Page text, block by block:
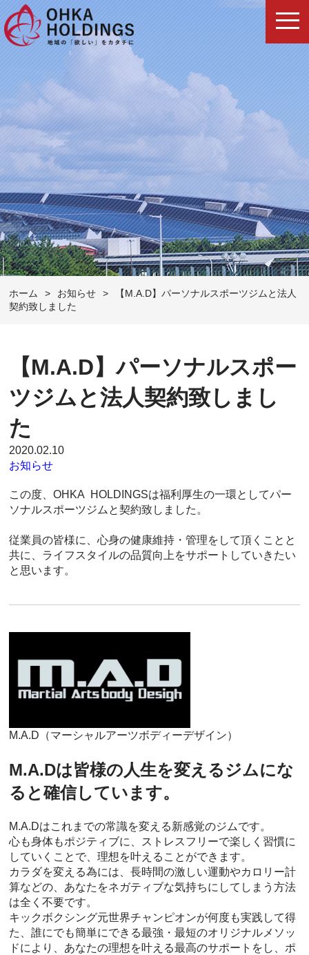
ホーム > お知らせ >
【M.A.D】パーソナルスポーツジムと法人
契約致しました
【M.A.D】パーソナルスポー
ツジムと法人契約致しまし
た
2020.02.10
お知らせ
この度、OHKA HOLDINGSは福利厚生の一環としてパー
ソナルスポーツジムと契約致しました。
従業員の皆様に、心身の健康維持・管理をして頂くことと
共に、ライフスタイルの品質向上をサポートしていきたい
と思います。
M.A.D（マーシャルアーツボディーデザイン）
M.A.Dは皆様の人生を変えるジムにな
ると確信しています。
M.A.Dはこれまでの常識を変える新感覚のジムです。
心も身体もポジティブに、ストレスフリーで楽しく習慣に
していくことで、理想を叶えることができます。
カラダを変える為には、長時間の激しい運動やカロリー計
算などの、あなたをネガティブな気持ちにしてしまう方法
は全く不要です。
キックボクシング元世界チャンピオンが何度も実践して得
た、誰にでも簡単にできる最強・最短のオリジナルメソッ
ドにより、あなたの理想を叶える最高のサポートをし、ポ